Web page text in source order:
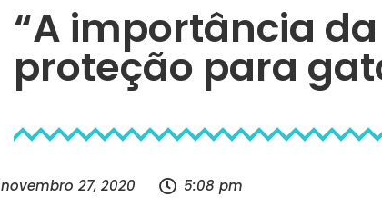
“A importância
proteção para
novembro 27, 2020 5:08 pm